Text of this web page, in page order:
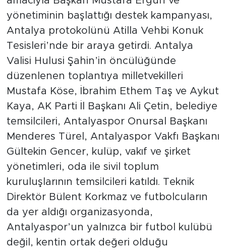
yönetiminin başlattığı destek kampanyası,
Antalya protokolünü Atilla Vehbi Konuk
Tesisleri’nde bir araya getirdi. Antalya
Valisi Hulusi Şahin’in öncülüğünde
düzenlenen toplantıya milletvekilleri
Mustafa Köse, İbrahim Ethem Taş ve Aykut
Kaya, AK Parti İl Başkanı Ali Çetin, belediye
temsilcileri, Antalyaspor Onursal Başkanı
Menderes Türel, Antalyaspor Vakfı Başkanı
Gültekin Gencer, kulüp, vakıf ve şirket
yönetimleri, oda ile sivil toplum
kuruluşlarının temsilcileri katıldı. Teknik
Direktör Bülent Korkmaz ve futbolcuların
da yer aldığı organizasyonda,
Antalyaspor’un yalnızca bir futbol kulübü
değil, kentin ortak değeri olduğu